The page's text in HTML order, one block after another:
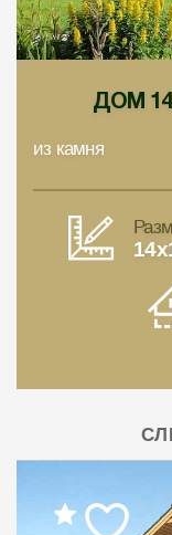
ДОМ
из камня